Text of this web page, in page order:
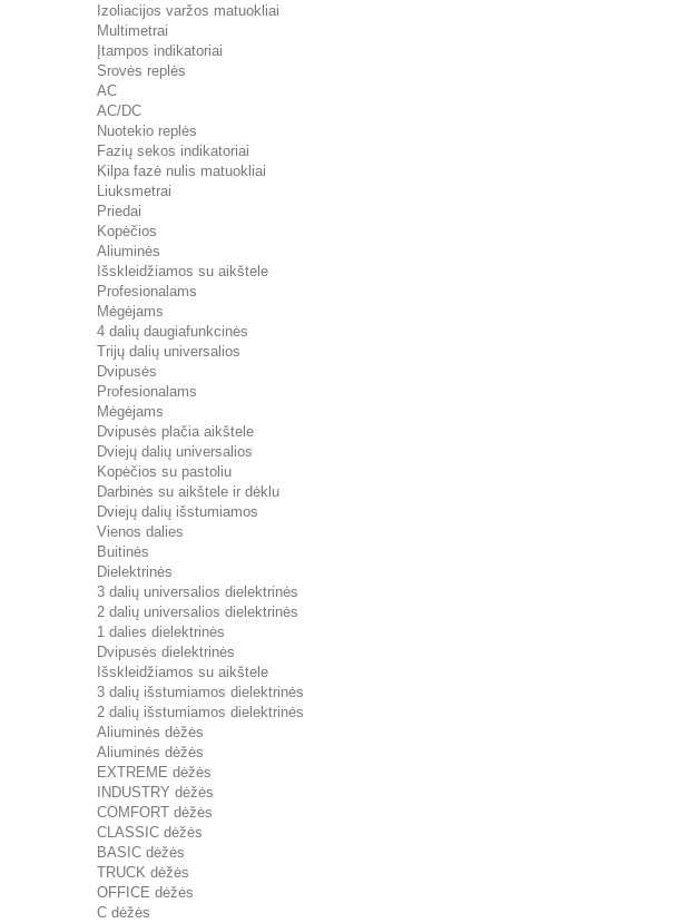
Izoliacijos varžos matuokliai
Multimetrai
Įtampos indikatoriai
Srovės replės
AC
AC/DC
Nuotekio replės
Fazių sekos indikatoriai
Kilpa fazė nulis matuokliai
Liuksmetrai
Priedai
Kopėčios
Aliuminės
Išskleidžiamos su aikštele
Profesionalams
Mėgėjams
4 dalių daugiafunkcinės
Trijų dalių universalios
Dvipusės
Profesionalams
Mėgėjams
Dvipusės plačia aikštele
Dviejų dalių universalios
Kopėčios su pastoliu
Darbinės su aikštele ir dėklu
Dviejų dalių išstumiamos
Vienos dalies
Buitinės
Dielektrinės
3 dalių universalios dielektrinės
2 dalių universalios dielektrinės
1 dalies dielektrinės
Dvipusės dielektrinės
Išskleidžiamos su aikštele
3 dalių išstumiamos dielektrinės
2 dalių išstumiamos dielektrinės
Aliuminės dėžės
Aliuminės dėžės
EXTREME dėžės
INDUSTRY dėžės
COMFORT dėžės
CLASSIC dėžės
BASIC dėžės
TRUCK dėžės
OFFICE dėžės
C dėžės